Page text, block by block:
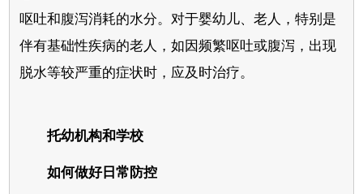
呕吐和腹泻消耗的水分。对于婴幼儿、老人，特别是
伴有基础性疾病的老人，如因频繁呕吐或腹泻，出现
脱水等较严重的症状时，应及时治疗。
托幼机构和学校
如何做好日常防控